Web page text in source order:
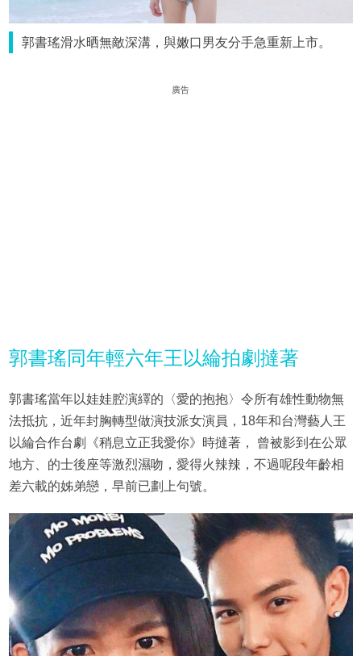
郭書瑤滑水晒無敵深溝，與嫩口男友分手急重新上市。
廣告
郭書瑤同年輕六年王以綸拍劇撻著
郭書瑤當年以娃娃腔演繹的〈愛的抱抱〉令所有雄性動物無
法抵抗，近年封胸轉型做演技派女演員，18年和台灣藝人王
以綸合作台劇《稍息立正我愛你》時撻著， 曾被影到在公眾
地方、的士後座等激烈濕吻，愛得火辣辣，不過呢段年齡相
差六載的姊弟戀，早前已劃上句號。